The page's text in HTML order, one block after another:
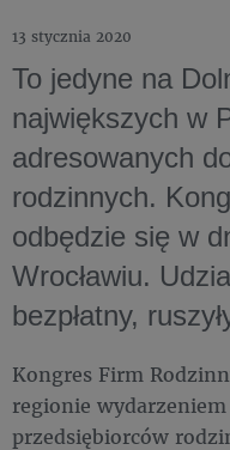
13 stycznia 2020
To jedyne na
największych w
adresowanych
rodzinnych.
odbędzie się w
Wrocławiu.
bezpłatny,
Kongres Firm
regionie
przedsiębiorców